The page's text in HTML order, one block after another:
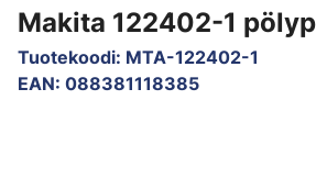
Makita 122402-1
Tuotekoodi: MTA-122402-1
EAN: 088381118385